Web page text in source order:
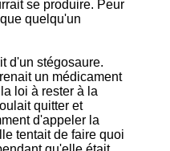
se produire. Peur
quelqu'un
d'un stégosaure.
un médicament
loi à rester à la
quitter et
d'appeler la
tentait de faire quoi